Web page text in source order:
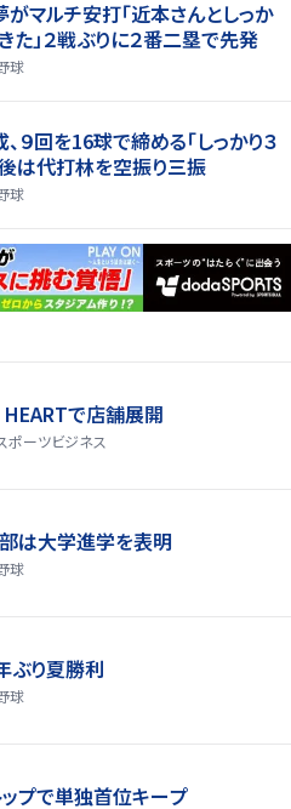
がマルチ安打「近本さんとしっか
た」２戦ぶりに２番二塁で先発
球
、９回を16球で締める「しっかり３
は代打林を空振り三振
球
で店舗展開
ポーツビジネス
は大学進学を表明
球
ぶり夏勝利
球
プで単独首位キープ